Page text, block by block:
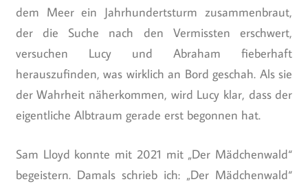
dem Meer ein Jahrhundertsturm zusammenbraut,
der die Suche nach den Vermissten erschwert,
versuchen Lucy und Abraham fieberhaft
herauszufinden, was wirklich an Bord geschah. Als sie
der Wahrheit näherkommen, wird Lucy klar, dass der
eigentliche Albtraum gerade erst begonnen hat.
Sam Lloyd konnte mit 2021 mit „Der Mädchenwald“
begeistern. Damals schrieb ich: „Der Mädchenwald“